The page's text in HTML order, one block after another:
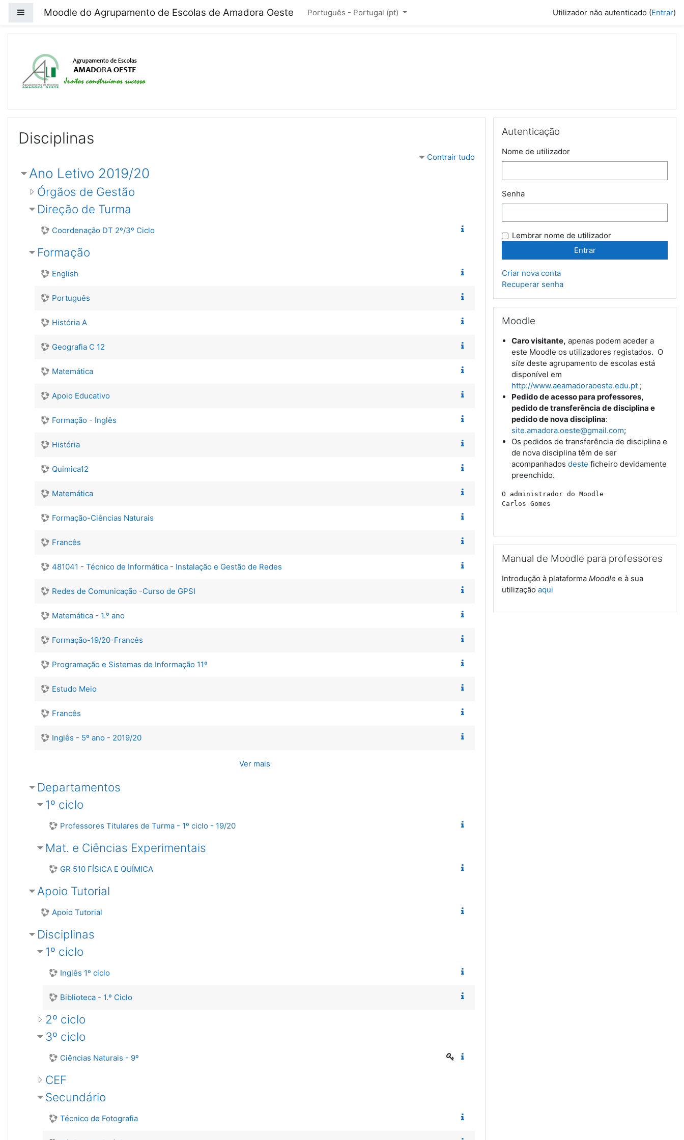
Painel lateral
Moodle do Agrupamento de Escolas de Amadora Oeste Português - Portugal ‎(pt)‎ Utilizador não autenticado (Entrar)
Moodle do Agrupamento de Escolas de Amadora Oeste
Disciplinas
Contrair tudo
Ano Letivo 2019/20
Órgãos de Gestão
Direção de Turma
Coordenação DT 2º/3º Ciclo
Formação
English
Português
História A
Geografia C 12
Matemática
Apoio Educativo
Formação - Inglês
História
Quimica12
Matemática
Formação-Ciências Naturais
Francês
481041 ­- Técnico de Informática ­- Instalação e Gestão de Redes
Redes de Comunicação -Curso de GPSI
Matemática - 1.º ano
Formação-19/20-Francês
Programação e Sistemas de Informação 11º
Estudo Meio
Francês
Inglês - 5º ano - 2019/20
Ver mais
Departamentos
1º ciclo
Professores Titulares de Turma - 1º ciclo - 19/20
Mat. e Ciências Experimentais
GR 510 FÍSICA E QUÍMICA
Apoio Tutorial
Apoio Tutorial
Disciplinas
1º ciclo
Inglês 1º ciclo
Biblioteca - 1.º Ciclo
2º ciclo
3º ciclo
Ciências Naturais - 9º
CEF
Secundário
Técnico de Fotografia
Autenticação
Nome de utilizador
Senha
Lembrar nome de utilizador
Criar nova conta
Recuperar senha
Moodle
Caro visitante, apenas podem aceder a
este Moodle os utilizadores registados. O
sitedeste agrupamento de escolas está
disponível em
http://www.aeamadoraoeste.edu.pt ;
Pedido de acesso para professores,
pedido de transferência de disciplina e
pedido de nova disciplina:
site.amadora.oeste@gmail.com;
Os pedidos de transferência de disciplina e
de nova disciplina têm de ser
acompanhadosdesteficheiro devidamente
preenchido.
O administrador do Moodle
Carlos Gomes
Manual de Moodle para professores
Introdução à plataforma Moodle e à sua
utilização aqui